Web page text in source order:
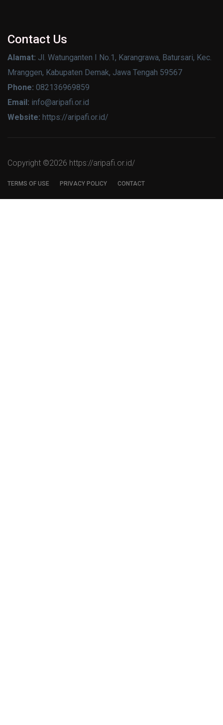
Contact Us
Alamat: Jl. Watunganten I No.1, Karangrawa, Batursari, Kec.
Mranggen, Kabupaten Demak, Jawa Tengah 59567
Phone: 082136969859
Email: info@aripafi.or.id
Website: https://aripafi.or.id/
Copyright ©2026 https://aripafi.or.id/
TERMS OF USE PRIVACY POLICY CONTACT